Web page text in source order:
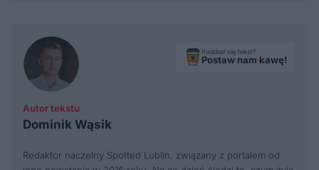
Autor tekstu
Dominik Wąsik
Podobał się tekst?
Postaw nam kawę!
Redaktor naczelny Spotted Lublin, związany z portalem od